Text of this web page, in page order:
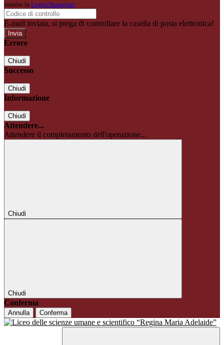
tramite la Login Spaggiari
E-mail inviata, si prega di controllare la casella di posta elettronica!
Errore
Chiudi
Successo
Chiudi
Informazione
Chiudi
Attendere...
Attendere il completamento dell'operazione...
Chiudi
Chiudi
Conferma
Annulla Conferma